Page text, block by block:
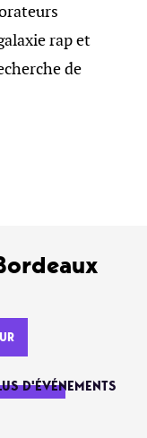
rap et
de
D'ÉVÉNEMENTS